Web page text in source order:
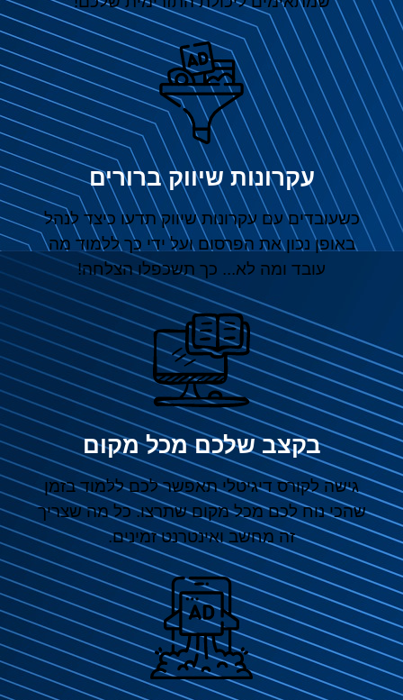
עקרונות שיווק ברורים
כשעובדים עם עקרונות שיווק תדעו כיצד לנהל
באופן נכון את הפרסום ועל ידי כך ללמוד מה
עובד ומה לא... כך תשכפלו הצלחה!
בקצב שלכם מכל מקום
גישה לקורס דיגיטלי תאפשר לכם ללמוד בזמן
שהכי נוח לכם מכל מקום שתרצו. כל מה שצריך
זה מחשב ואינטרנט זמינים.